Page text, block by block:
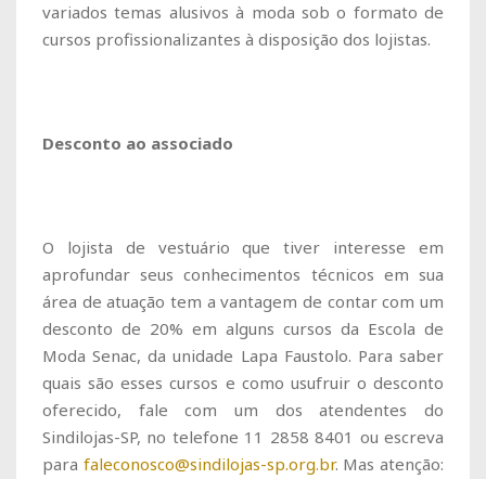
variados temas alusivos à moda sob o formato de
cursos profissionalizantes à disposição dos lojistas.
Desconto ao associado
O lojista de vestuário que tiver interesse em
aprofundar seus conhecimentos técnicos em sua
área de atuação tem a vantagem de contar com um
desconto de 20% em alguns cursos da Escola de
Moda Senac, da unidade Lapa Faustolo. Para saber
quais são esses cursos e como usufruir o desconto
oferecido, fale com um dos atendentes do
Sindilojas-SP, no telefone 11 2858 8401 ou escreva
para faleconosco@sindilojas-sp.org.br. Mas atenção: